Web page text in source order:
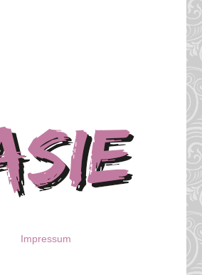
Impressum